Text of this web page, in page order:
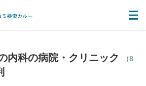
内科の病院・クリニック
（8